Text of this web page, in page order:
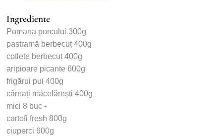
Ingrediente
Pomana porcului 300g
pastramă berbecuț 400g
cotlete berbecuț 400g
aripioare picante 600g
frigărui pui 400g
cârnați măcelărești 400g
mici 8 buc -
cartofi fresh 800g
ciuperci 600g